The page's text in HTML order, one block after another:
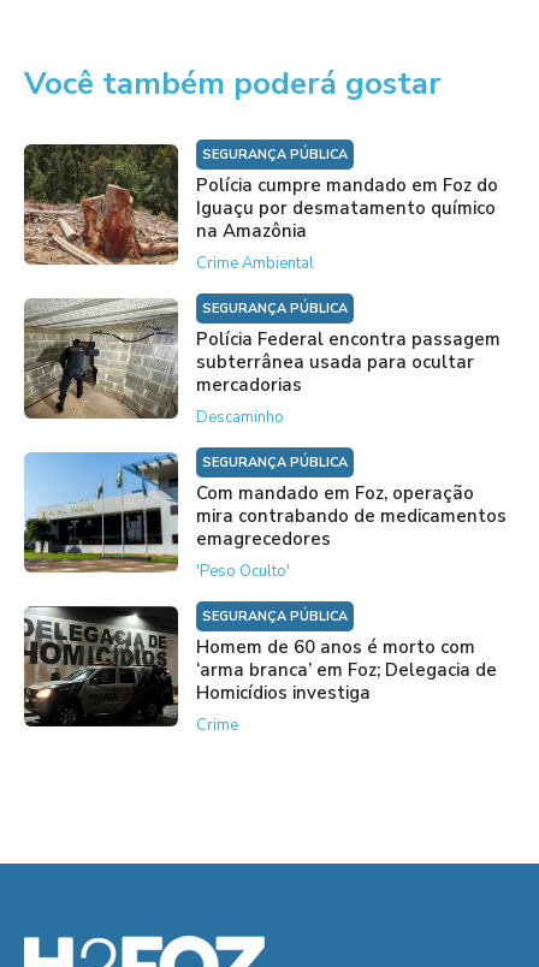
Você também poderá gostar
SEGURANÇA PÚBLICA
Polícia cumpre mandado em Foz do
Iguaçu por desmatamento químico
na Amazônia
Crime Ambiental
SEGURANÇA PÚBLICA
Polícia Federal encontra passagem
subterrânea usada para ocultar
mercadorias
Descaminho
SEGURANÇA PÚBLICA
Com mandado em Foz, operação
mira contrabando de medicamentos
emagrecedores
'Peso Oculto'
SEGURANÇA PÚBLICA
Homem de 60 anos é morto com
‘arma branca’ em Foz; Delegacia de
Homicídios investiga
Crime